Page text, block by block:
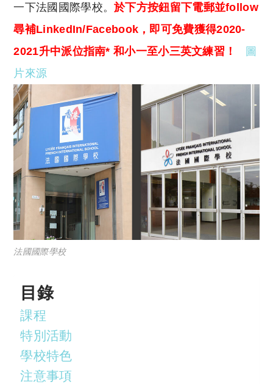
一下法國國際學校。於下方按鈕留下電郵並follow
尋補LinkedIn/Facebook，即可免費獲得2020-
2021升中派位指南* 和小一至小三英文練習！
圖
片來源
法國國際學校
目錄
課程
特別活動
學校特色
注意事項